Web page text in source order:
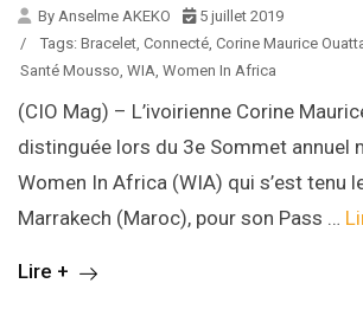
By Anselme AKEKO
5 juillet 2019
/
Tags: Bracelet, Connecté, Corine Maurice
Santé Mousso, WIA, Women In Africa
(CIO Mag) – L’ivoirienne Corine
distinguée lors du 3e Sommet annuel
Women In Africa (WIA) qui s’est tenu
Marrakech (Maroc), pour son Pass …
Lire +